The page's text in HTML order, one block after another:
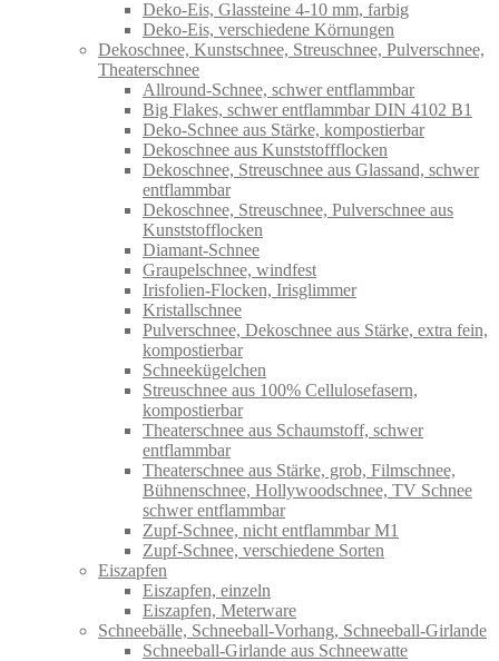
Deko-Eis, Glassteine 4-10 mm, farbig
Deko-Eis, verschiedene Körnungen
Dekoschnee, Kunstschnee, Streuschnee, Pulverschnee,
Theaterschnee
Allround-Schnee, schwer entflammbar
Big Flakes, schwer entflammbar DIN 4102 B1
Deko-Schnee aus Stärke, kompostierbar
Dekoschnee aus Kunststoffflocken
Dekoschnee, Streuschnee aus Glassand, schwer
entflammbar
Dekoschnee, Streuschnee, Pulverschnee aus
Kunststofflocken
Diamant-Schnee
Graupelschnee, windfest
Irisfolien-Flocken, Irisglimmer
Kristallschnee
Pulverschnee, Dekoschnee aus Stärke, extra fein,
kompostierbar
Schneekügelchen
Streuschnee aus 100% Cellulosefasern,
kompostierbar
Theaterschnee aus Schaumstoff, schwer
entflammbar
Theaterschnee aus Stärke, grob, Filmschnee,
Bühnenschnee, Hollywoodschnee, TV Schnee
schwer entflammbar
Zupf-Schnee, nicht entflammbar M1
Zupf-Schnee, verschiedene Sorten
Eiszapfen
Eiszapfen, einzeln
Eiszapfen, Meterware
Schneebälle, Schneeball-Vorhang, Schneeball-Girlande
Schneeball-Girlande aus Schneewatte